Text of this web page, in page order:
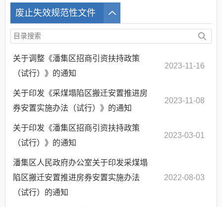
废止失效规范性文件
关于调整《潘集区招商引资扶持政策
（试行）》的通知
2023-11-16
关于印发《采煤塌陷区搬迁安置推进房
券安置实施办法（试行）》的通知
2023-11-08
关于印发《潘集区招商引资扶持政策
（试行）》的通知
2023-03-01
潘集区人民政府办公室关于印发采煤塌
陷区搬迁安置推进房券安置实施办法
（试行）的通知
2022-08-03